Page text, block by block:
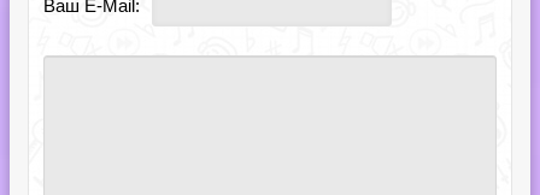
Ваш E-Mail: